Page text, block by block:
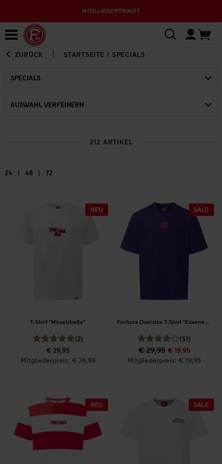
VERSANDKOSTENFREI AB 95 € INNERHALB DEUTSCHLANDS
ZURÜCK STARTSEITE / SPECIALS
SPECIALS
AUSWAHL VERFEINERN
212 ARTIKEL
24 | 48 | 72
T-Shirt "Moselstraße"
(2)
€ 29,95
Mitgliederpreis: € 26,96
Fortuna Oversize T-Shirt "Eckenerstraße"
(31)
€ 29,95 € 19,95
Mitgliederpreis: € 19,95